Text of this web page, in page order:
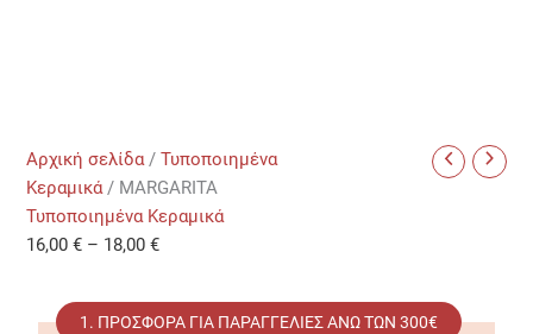
Αρχική σελίδα/Τυποποιημένα
Κεραμικά/ MARGARITA
Τυποποιημένα Κεραμικά
16,00€ – 18,00€
1. ΠΡΟΣΦΟΡΆ ΓΙΑ ΠΑΡΑΓΓΕΛΊΕΣ ΑΝΩ ΤΩΝ 300€